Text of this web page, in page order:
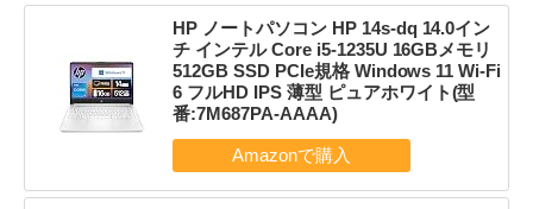
HP ノートパソコン HP 14s-dq 14.0イン
チ インテル Core i5-1235U 16GBメモリ
512GB SSD PCIe規格 Windows 11 Wi-Fi
6 フルHD IPS 薄型 ピュアホワイト(型
番:7M687PA-AAAA)